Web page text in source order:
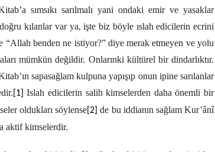
sımsıkı sarılmalı yani ondaki emir ve yasaklar
kılanlar var ya, işte biz böyle ıslah edicilerin ecrini
“Allah benden ne istiyor?” diye merak etmeyen ve yolu
mümkün değildir. Onlarınki kültürel bir dindarlıktır.
sapasağlam kulpuna yapışıp onun ipine sarılanlar
[1]
Islah edicilerin salih kimselerden daha önemli bir
oldukları söylense [2] de bu iddianın sağlam Kur’ânî
aktif kimselerdir.